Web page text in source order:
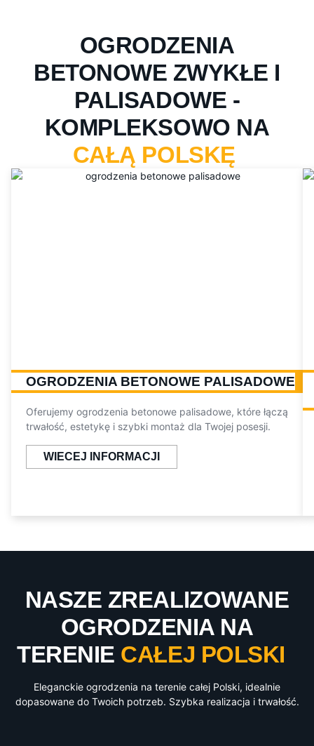
OGRODZENIA
BETONOWE ZWYKŁE I
PALISADOWE -
KOMPLEKSOWO NA
CAŁĄ POLSKĘ
OGRODZENIA BETONOWE PALISADOWE
Oferujemy ogrodzenia betonowe palisadowe, które łączą
trwałość, estetykę i szybki montaż dla Twojej posesji.
WIECEJ INFORMACJI
NASZE ZREALIZOWANE
OGRODZENIA NA
TERENIE CAŁEJ POLSKI
Eleganckie ogrodzenia na terenie całej Polski, idealnie
dopasowane do Twoich potrzeb. Szybka realizacja i trwałość.